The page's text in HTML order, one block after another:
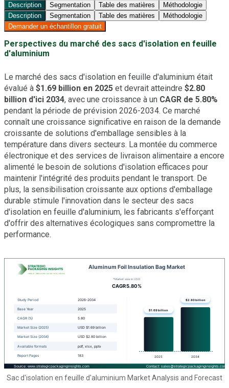
Description Segmentation Table des matières
Méthodologie
Description
Segmentation Table des matières
Méthodologie
Demander un échantillon gratuit
Perspectives du marché des sacs d'isolation en feuille
d'aluminium
Le marché des sacs d'isolation en feuille d'aluminium était
évalué à $1.69 billion en 2025 et devrait atteindre $2.80
billion d'ici 2034, avec une croissance à un CAGR de 5.80%
pendant la période de prévision 2026-2034. Ce marché
connaît une croissance significative en raison de la demande
croissante de solutions d'emballage sensibles à la
température dans divers secteurs. La montée du commerce
électronique et des services de livraison alimentaire a encore
alimenté le besoin de solutions d'isolation efficaces pour
maintenir l'intégrité des produits pendant le transport. De
plus, la sensibilisation croissante aux options d'emballage
durable stimule l'innovation dans le secteur des sacs
d'isolation en feuille d'aluminium, les fabricants s'efforçant
d'offrir des alternatives écologiques sans compromettre la
performance.
Sac d'isolation en feuille d'aluminium Market Analysis and Forecast